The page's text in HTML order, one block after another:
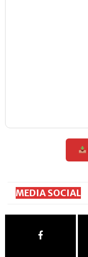
MEDIA SOCIAL